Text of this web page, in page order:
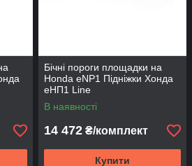
Бічні пороги площадки на
Honda eNP1 Підніжки Хонда
еНП1 Line
В наявності
14 472 ₴/комплект
Купити